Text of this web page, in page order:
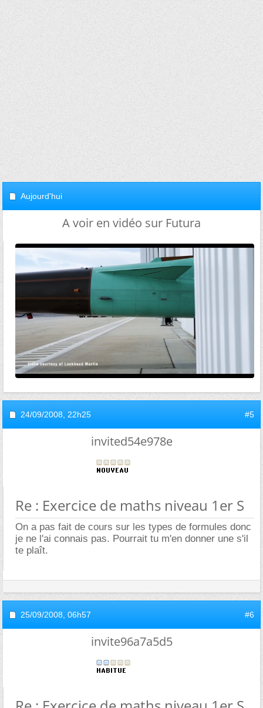
Aujourd'hui
A voir en vidéo sur Futura
24/09/2008, 22h25 #5
invited54e978e
Re : Exercice de maths niveau 1er S
On a pas fait de cours sur les types de formules donc
je ne l'ai connais pas. Pourrait tu m'en donner une s'il
te plaît.
25/09/2008, 06h57 #6
invite96a7a5d5